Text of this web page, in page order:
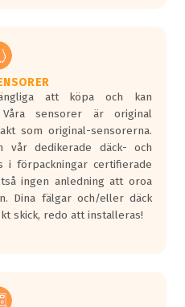
att köpa och kan
sensorer är original
som original-sensorerna.
vår dedikerade däck- och
i förpackningar certifierade
ingen anledning att oroa
Dina fälgar och/eller däck
skick, redo att installeras!